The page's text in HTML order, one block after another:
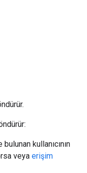
kullanıcının
veya erişim